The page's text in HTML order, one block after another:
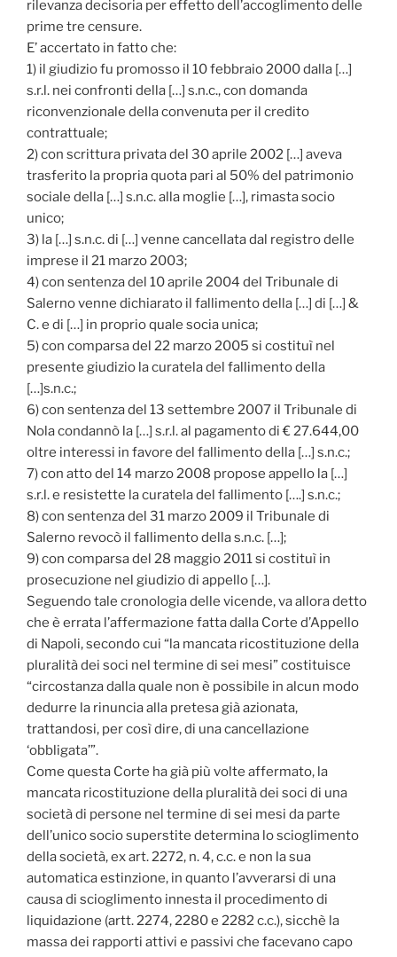
rilevanza decisoria per effetto dell’accoglimento delle
prime tre censure.
E’ accertato in fatto che:
1) il giudizio fu promosso il 10 febbraio 2000 dalla […]
s.r.l. nei confronti della […] s.n.c., con domanda
riconvenzionale della convenuta per il credito
contrattuale;
2) con scrittura privata del 30 aprile 2002 […] aveva
trasferito la propria quota pari al 50% del patrimonio
sociale della […] s.n.c. alla moglie […], rimasta socio
unico;
3) la […] s.n.c. di […] venne cancellata dal registro delle
imprese il 21 marzo 2003;
4) con sentenza del 10 aprile 2004 del Tribunale di
Salerno venne dichiarato il fallimento della […] di […] &
C. e di […] in proprio quale socia unica;
5) con comparsa del 22 marzo 2005 si costituì nel
presente giudizio la curatela del fallimento della
[…]s.n.c.;
6) con sentenza del 13 settembre 2007 il Tribunale di
Nola condannò la […] s.r.l. al pagamento di € 27.644,00
oltre interessi in favore del fallimento della […] s.n.c.;
7) con atto del 14 marzo 2008 propose appello la […]
s.r.l. e resistette la curatela del fallimento [….] s.n.c.;
8) con sentenza del 31 marzo 2009 il Tribunale di
Salerno revocò il fallimento della s.n.c. […];
9) con comparsa del 28 maggio 2011 si costituì in
prosecuzione nel giudizio di appello […].
Seguendo tale cronologia delle vicende, va allora detto
che è errata l’affermazione fatta dalla Corte d’Appello
di Napoli, secondo cui “la mancata ricostituzione della
pluralità dei soci nel termine di sei mesi” costituisce
“circostanza dalla quale non è possibile in alcun modo
dedurre la rinuncia alla pretesa già azionata,
trattandosi, per così dire, di una cancellazione
‘obbligata’”.
Come questa Corte ha già più volte affermato, la
mancata ricostituzione della pluralità dei soci di una
società di persone nel termine di sei mesi da parte
dell’unico socio superstite determina lo scioglimento
della società, ex art. 2272, n. 4, c.c. e non la sua
automatica estinzione, in quanto l’avverarsi di una
causa di scioglimento innesta il procedimento di
liquidazione (artt. 2274, 2280 e 2282 c.c.), sicchè la
massa dei rapporti attivi e passivi che facevano capo